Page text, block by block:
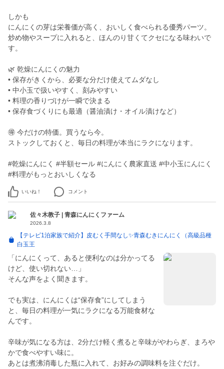
しかも
にんにくの芽は栄養価が高く、おいしく食べられる優秀パーツ。
炒め物やスープに入れると、ほんのり甘くてクセになる味わいで
す。
🌿 乾燥にんにくの魅力
• 保存がきくから、必要な分だけ使えてムダなし
• 中小玉で扱いやすく、刻みやすい
• 料理の香りづけが一瞬で決まる
• 保存食づくりにも最適（醤油漬け・オイル漬けなど）
🉐 今だけの特価。買うなら今。
ストックしておくと、毎日の料理が本当にラクになります。
#乾燥にんにく #半額セール #にんにく農家直送 #中小玉にんにく
#料理がもっとおいしくなる
いいね！ コメント
佐々木教子 | 青森にんにくファーム
2026.3.8
【テレビ1泊家族で紹介】皮むく手間なし✨青森むきにんにく（高級品種
白玉王
「にんにくって、あると便利なのは分かってる
けど、使い切れない…」
そんな声をよく聞きます。
でも実は、にんにくは“保存食”にしてしまう
と、毎日の料理が一気にラクになる万能食材な
んです。
辛味が気になる方は、2分だけ軽く煮ると辛味がやわらぎ、まろや
かで食べやすい味に。
あとは煮沸消毒した瓶に入れて、お好みの調味料を注ぐだけ。